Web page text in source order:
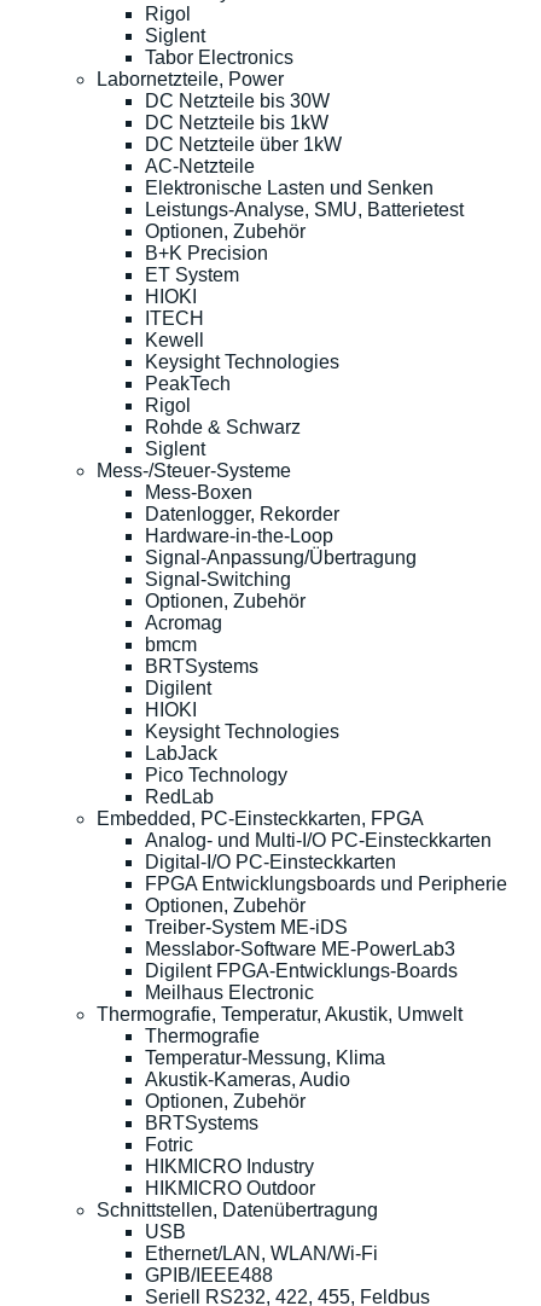
Rigol
Siglent
Tabor Electronics
Labornetzteile, Power
DC Netzteile bis 30W
DC Netzteile bis 1kW
DC Netzteile über 1kW
AC-Netzteile
Elektronische Lasten und Senken
Leistungs-Analyse, SMU, Batterietest
Optionen, Zubehör
B+K Precision
ET System
HIOKI
ITECH
Kewell
Keysight Technologies
PeakTech
Rigol
Rohde & Schwarz
Siglent
Mess-/Steuer-Systeme
Mess-Boxen
Datenlogger, Rekorder
Hardware-in-the-Loop
Signal-Anpassung/Übertragung
Signal-Switching
Optionen, Zubehör
Acromag
bmcm
BRTSystems
Digilent
HIOKI
Keysight Technologies
LabJack
Pico Technology
RedLab
Embedded, PC-Einsteckkarten, FPGA
Analog- und Multi-I/O PC-Einsteckkarten
Digital-I/O PC-Einsteckkarten
FPGA Entwicklungsboards und Peripherie
Optionen, Zubehör
Treiber-System ME-iDS
Messlabor-Software ME-PowerLab3
Digilent FPGA-Entwicklungs-Boards
Meilhaus Electronic
Thermografie, Temperatur, Akustik, Umwelt
Thermografie
Temperatur-Messung, Klima
Akustik-Kameras, Audio
Optionen, Zubehör
BRTSystems
Fotric
HIKMICRO Industry
HIKMICRO Outdoor
Schnittstellen, Datenübertragung
USB
Ethernet/LAN, WLAN/Wi-Fi
GPIB/IEEE488
Seriell RS232, 422, 455, Feldbus